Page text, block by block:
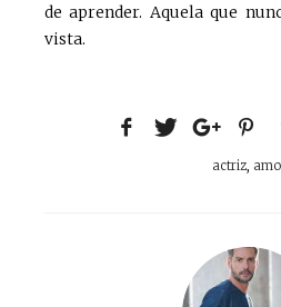
de aprender. Aquela que
vista.
actriz,